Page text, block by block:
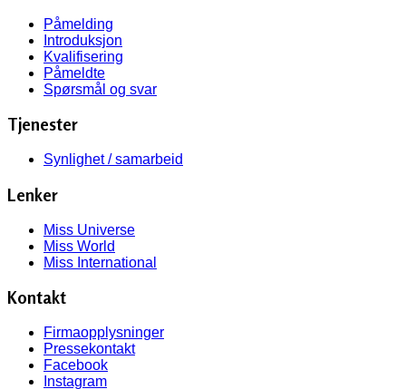
Påmelding
Introduksjon
Kvalifisering
Påmeldte
Spørsmål og svar
Tjenester
Synlighet / samarbeid
Lenker
Miss Universe
Miss World
Miss International
Kontakt
Firmaopplysninger
Pressekontakt
Facebook
Instagram